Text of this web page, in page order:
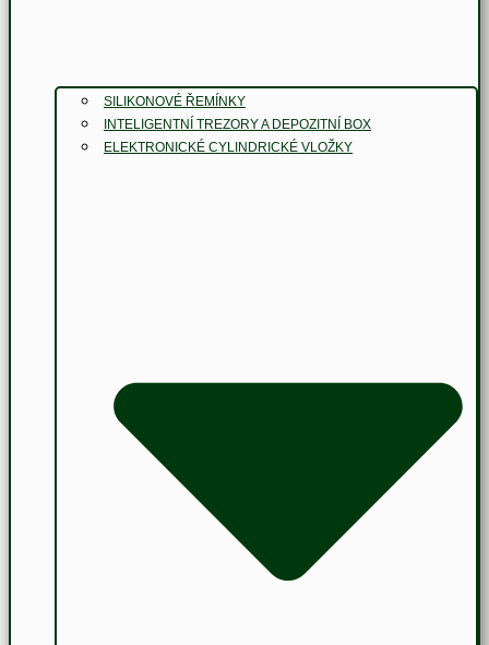
SILIKONOVÉ ŘEMÍNKY
INTELIGENTNÍ TREZORY A DEPOZITNÍ BOX
ELEKTRONICKÉ CYLINDRICKÉ VLOŽKY